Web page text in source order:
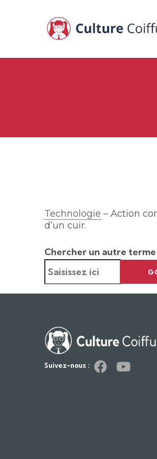
Technologie – Action
d’un cuir.
Chercher un autre terme
Suivez-nous :